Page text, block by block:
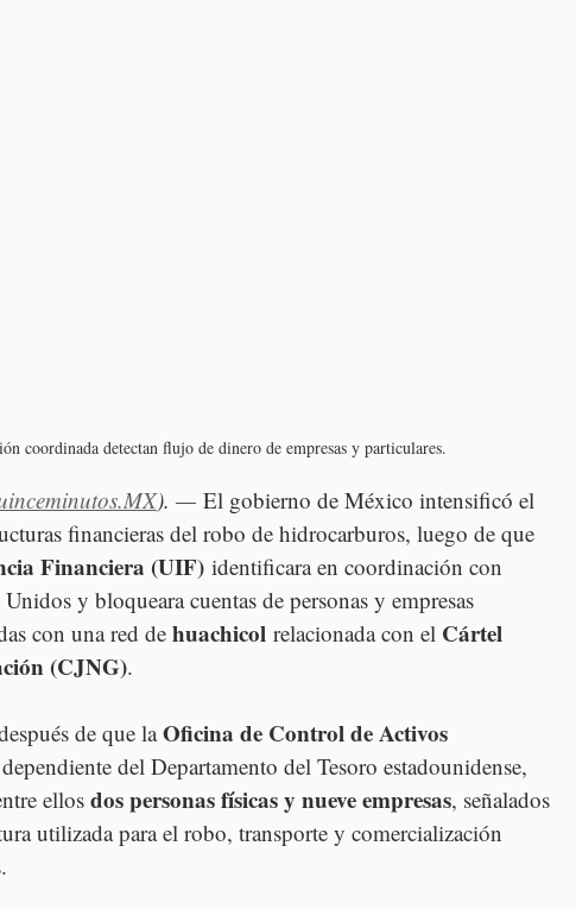
coordinada detectan flujo de dinero de empresas y particulares.
). — El gobierno de México intensificó el
financieras del robo de hidrocarburos, luego de que
Financiera (UIF) identificara en coordinación con
y bloqueara cuentas de personas y empresas
con una red de huachicol relacionada con el Cártel
(CJNG).
de que la Oficina de Control de Activos
del Departamento del Tesoro estadounidense,
ellos dos personas físicas y nueve empresas, señalados
utilizada para el robo, transporte y comercialización